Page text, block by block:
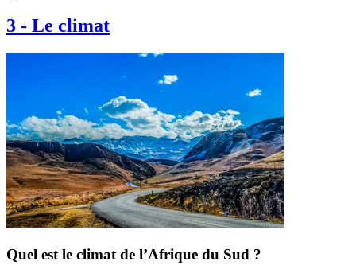
3 - Le climat
Quel est le climat de l’Afrique du Sud ?